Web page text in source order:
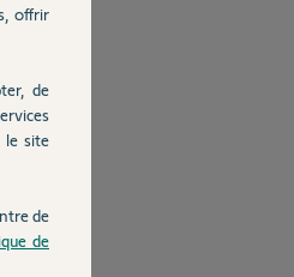
offrir
de
le site
de
de